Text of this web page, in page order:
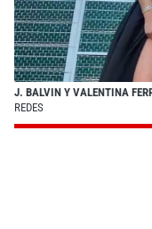
J. BALVIN Y VALENTINA
REDES